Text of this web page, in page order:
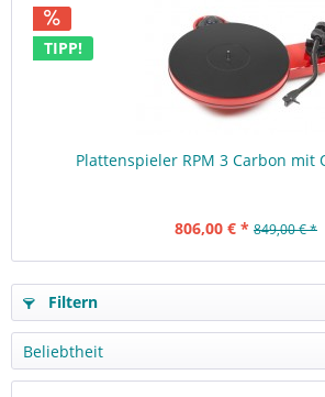
TIPP!
Plattenspieler RPM 3 Carbon mit
806,00 € * 849,00 € *
Filtern